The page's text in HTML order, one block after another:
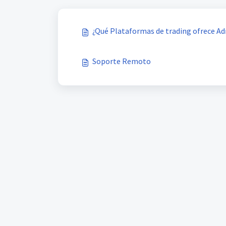
¿Qué Plataformas de trading ofrece
Soporte Remoto